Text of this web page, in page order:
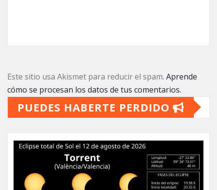
Este sitio usa Akismet para reducir el spam. Aprende
cómo se procesan los datos de tus comentarios.
PUEDES HABERTE PERDIDO